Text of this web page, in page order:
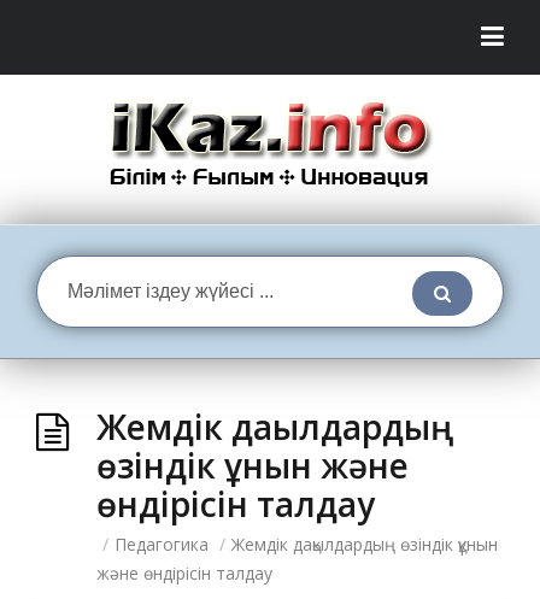
Жемдік дақылдардың
өзіндік құнын және
өндірісін талдау
/ Педагогика / Жемдік дақылдардың өзіндік құнын
және өндірісін талдау